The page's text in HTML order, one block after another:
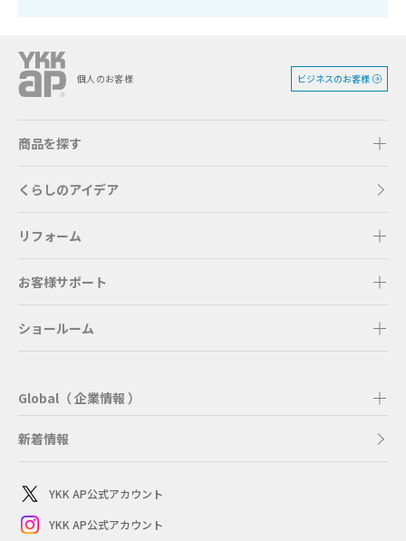
個人のお客様 ビジネスのお客様
商品を探す
くらしのアイデア
リフォーム
お客様サポート
ショールーム
Global（ 企業情報 ）
新着情報
YKK AP公式アカウント
YKK AP公式アカウント